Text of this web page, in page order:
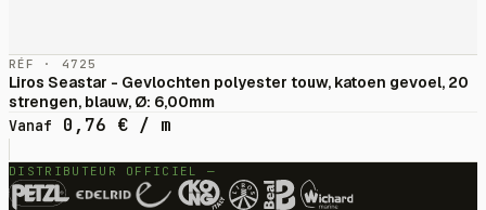
RÉF · 4725
Liros Seastar - Gevlochten polyester touw, katoen gevoel, 20
strengen, blauw, Ø: 6,00mm
Vanaf
0,76 € / m
DISTRIBUTEUR OFFICIEL —